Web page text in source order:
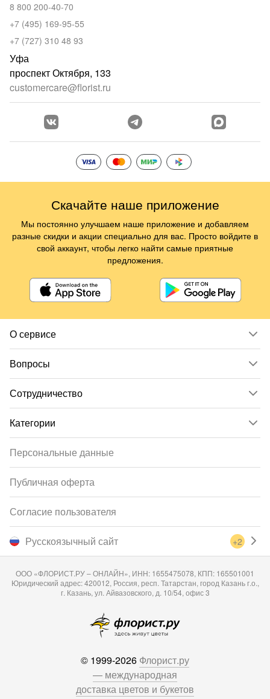
О сервисе
Вопросы
Сотрудничество
Категории
8 800 200-40-70
+7 (495) 169-95-55
+7 (727) 310 48 93
Уфа
проспект Октября, 133
customercare@florist.ru
Русскоязычный сайт +2
Персональные данные
Публичная оферта
Согласие пользователя
ООО «ФЛОРИСТ.РУ – ОНЛАЙН», ИНН: 1655475078, КПП: 165501001
Юридический адрес: 420012, Россия, респ. Татарстан, город Казань г.о.,
г. Казань, ул. Айвазовского, д. 10/54, офис 3
© 1999-2026 Флорист.ру
— международная
доставка цветов и букетов
Скачайте наше приложение
Мы постоянно улучшаем наше приложение и добавляем
разные скидки и акции специально для вас. Просто войдите в
свой аккаунт, чтобы легко найти самые приятные
предложения.